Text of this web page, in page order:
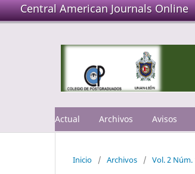
Central American Journals Online
Actual Archivos Avisos
Inicio / Archivos / Vol. 2 Núm.